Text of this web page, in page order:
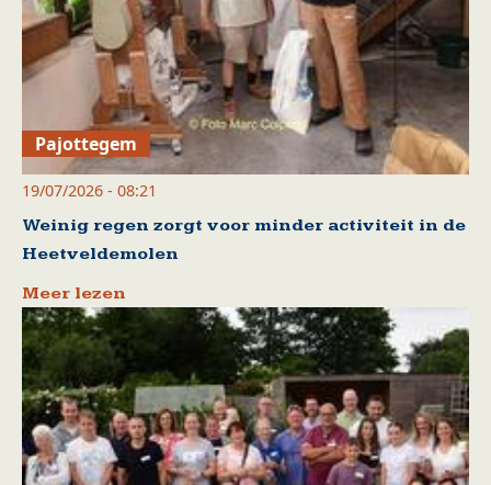
Pajottegem
19/07/2026 - 08:21
Weinig regen zorgt voor minder activiteit in de
Heetveldemolen
Meer lezen